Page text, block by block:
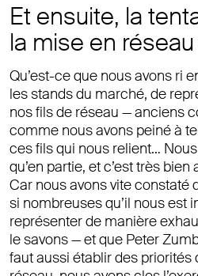
Et ensuite, la
la mise en
Qu’est-ce que nous avons ri
les stands du marché, de
nos fils de réseau — anciens
comme nous avons peiné à
ces fils qui nous relient…
qu’en partie, et c’est très bien
Car nous avons vite constaté
si nombreuses qu’il nous est
représenter de manière
le savons — et que Peter
faut aussi établir des priorités